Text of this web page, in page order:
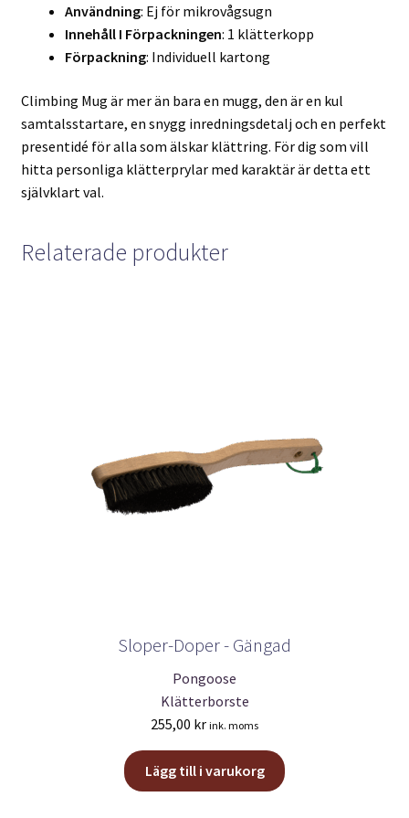
Användning: Ej för mikrovågsugn
Innehåll I Förpackningen: 1 klätterkopp
Förpackning: Individuell kartong
Climbing Mug är mer än bara en mugg, den är en kul
samtalsstartare, en snygg inredningsdetalj och en perfekt
presentidé för alla som älskar klättring. För dig som vill
hitta personliga klätterprylar med karaktär är detta ett
självklart val.
Relaterade produkter
Sloper-Doper - Gängad
Pongoose
Klätterborste
255,00 kr ink. moms
Lägg till i varukorg